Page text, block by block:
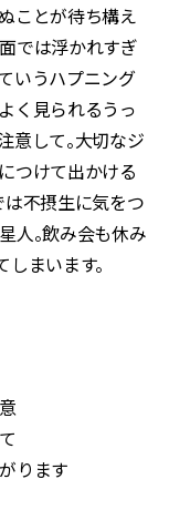
ことが待ち構え
では浮かれすぎ
いうハプニング
く見られるうっ
意して。大切なジ
つけて出かける
は不摂生に気をつ
人。飲み会も休み
まいます。
ります